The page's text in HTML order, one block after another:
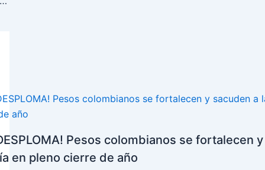
Pesos colombianos se fortalecen
en pleno cierre de año